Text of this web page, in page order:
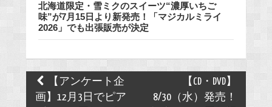
北海道限定・雪ミクのスイーツ“濃厚いちご
味”が7月15日より新発売！「マジカルミライ
2026」でも出張販売が決定
Post
navigation
【アンケート企
画】12月3日でピア
【CD・DVD】
8/30（水）発売！